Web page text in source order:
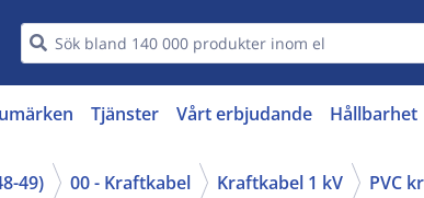
Tjänster Vårt erbjudande Hållbarhet
49) 00 - Kraftkabel Kraftkabel 1 kV PVC